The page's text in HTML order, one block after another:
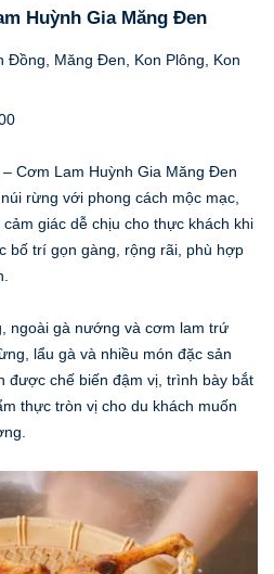
Huỳnh Gia Măng Đen
Đồng, Măng Đen, Kon Plông, Kon
Cơm Lam Huỳnh Gia Măng Đen
rừng với phong cách mộc mạc,
giác dễ chịu cho thực khách khi
bố trí gọn gàng, rộng rãi, phù hợp
ngoài gà nướng và cơm lam trứ
lẩu gà và nhiều món đặc sản
được chế biến đậm vị, trình bày bắt
thực tròn vị cho du khách muốn